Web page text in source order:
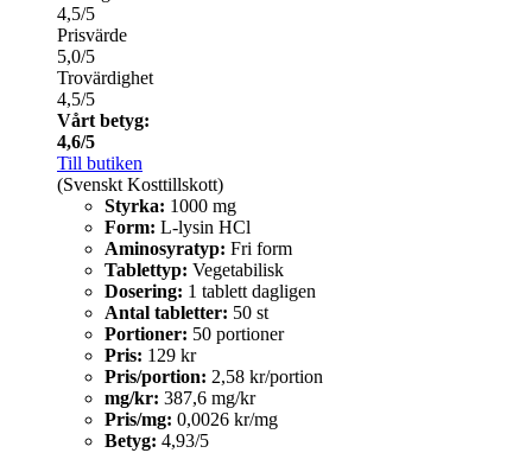
4,5/5
Prisvärde
5,0/5
Trovärdighet
4,5/5
Vårt betyg:
4,6/5
Till butiken
(Svenskt Kosttillskott)
Styrka: 1000 mg
Form: L-lysin HCl
Aminosyratyp: Fri form
Tablettyp: Vegetabilisk
Dosering: 1 tablett dagligen
Antal tabletter: 50 st
Portioner: 50 portioner
Pris: 129 kr
Pris/portion: 2,58 kr/portion
mg/kr: 387,6 mg/kr
Pris/mg: 0,0026 kr/mg
Betyg: 4,93/5